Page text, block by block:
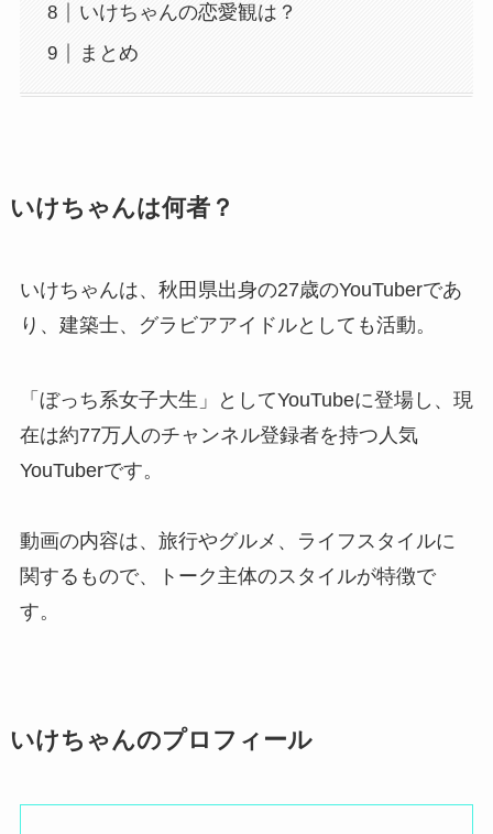
いけちゃんの恋愛観は？
まとめ
いけちゃんは何者？
いけちゃんは、秋田県出身の27歳のYouTuberであ
り、建築士、グラビアアイドルとしても活動。
「ぼっち系女子大生」としてYouTubeに登場し、現
在は約77万人のチャンネル登録者を持つ人気
YouTuberです。
動画の内容は、旅行やグルメ、ライフスタイルに
関するもので、トーク主体のスタイルが特徴で
す。
いけちゃんのプロフィール